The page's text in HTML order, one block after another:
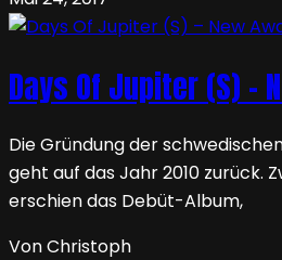
Days Of Jupiter (S) –
Die Gründung der
geht auf das Jahr 2010 zurück.
erschien das Debüt-Album,
Von Christoph